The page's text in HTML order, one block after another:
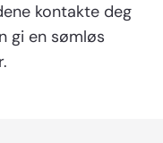
kontakte deg
gi en sømløs